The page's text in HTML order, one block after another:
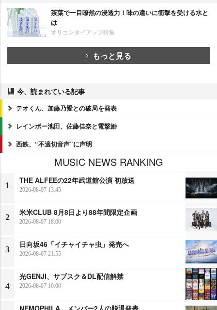
茶葉で一目瞭然の浸透力！味の違いに衝撃を受ける水と
は
オリコンタイアップ特集
もっと見る
今、読まれている記事
テオくん、加藤乃愛との破局を発表
レインボー池田、佐藤佳奈と電撃婚
西鉄、“不適切音声”に声明
MUSIC NEWS RANKING
1
THE ALFEEの22年武道館公演 初放送
2026-08-07 13:45
2
米米CLUB 8月8日より88年間限定企画
2026-08-07 18:00
3
日向坂46「イチャイチャ虫」発売へ
2026-08-07 21:55
4
光GENJI、サブスク＆DL配信解禁
2026-08-07 10:00
NEMOPHILA、メンバー2人の脱退発表